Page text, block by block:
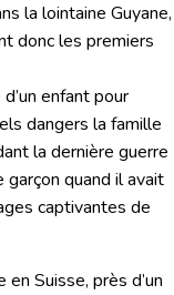
la lointaine Guyane,
donc les premiers
enfant pour
dangers la famille
la dernière guerre
garçon quand il avait
captivantes de
Suisse, près d’un